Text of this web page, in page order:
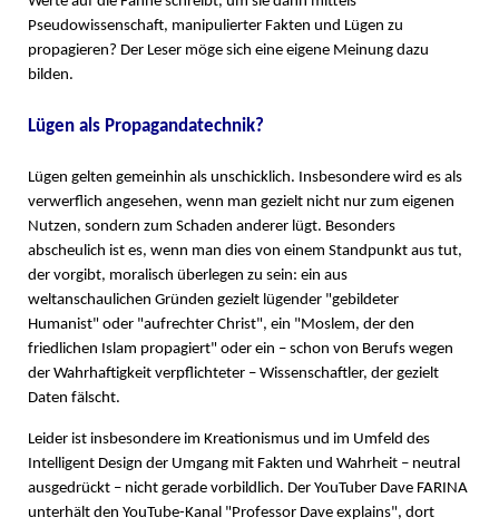
Pseudowissenschaft, manipulierter Fakten und Lügen zu
propagieren? Der Leser möge sich eine eigene Meinung dazu
bilden.
Lügen als Propagandatechnik?
Lügen gelten gemeinhin als unschicklich. Insbesondere wird es als
verwerflich angesehen, wenn man gezielt nicht nur zum eigenen
Nutzen, sondern zum Schaden anderer lügt. Besonders
abscheulich ist es, wenn man dies von einem Standpunkt aus tut,
der vorgibt, moralisch überlegen zu sein: ein aus
weltanschaulichen Gründen gezielt lügender "gebildeter
Humanist" oder "aufrechter Christ", ein "Moslem, der den
friedlichen Islam propagiert" oder ein – schon von Berufs wegen
der Wahrhaftigkeit verpflichteter – Wissenschaftler, der gezielt
Daten fälscht.
Leider ist insbesondere im Kreationismus und im Umfeld des
Intelligent Design der Umgang mit Fakten und Wahrheit – neutral
ausgedrückt – nicht gerade vorbildlich. Der YouTuber Dave FARINA
unterhält den YouTube-Kanal "Professor Dave explains", dort